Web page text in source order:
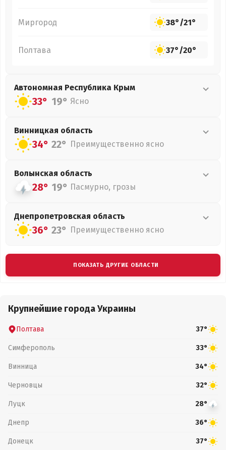
Миргород 38°/21°
Полтава 37°/20°
Автономная Республика Крым
33° 19° Ясно
Винницкая область
34° 22° Преимущественно ясно
Волынская область
28° 19° Пасмурно, грозы
Днепропетровская область
36° 23° Преимущественно ясно
ПОКАЗАТЬ ДРУГИЕ ОБЛАСТИ
Крупнейшие города Украины
Полтава 37°
Симферополь 33°
Винница 34°
Черновцы 32°
Луцк 28°
Днепр 36°
Донецк 37°